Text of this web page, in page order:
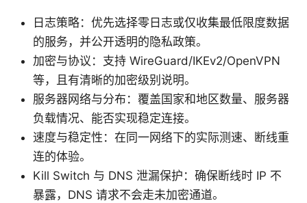
日志策略：优先选择零日志或仅收集最低限度数据
的服务，并公开透明的隐私政策。
加密与协议：支持 WireGuard/IKEv2/OpenVPN
等，且有清晰的加密级别说明。
服务器网络与分布：覆盖国家和地区数量、服务器
负载情况、能否实现稳定连接。
速度与稳定性：在同一网络下的实际测速、断线重
连的体验。
Kill Switch 与 DNS 泄漏保护：确保断线时 IP 不
暴露，DNS 请求不会走未加密通道。